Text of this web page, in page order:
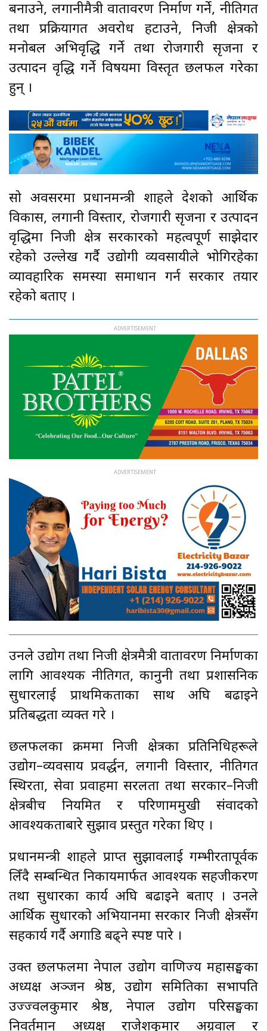
बनाउने, लगानीमैत्री वातावरण निर्माण गर्ने, नीतिगत
तथा प्रक्रियागत अवरोध हटाउने, निजी क्षेत्रको
मनोबल अभिवृद्धि गर्ने तथा रोजगारी सृजना र
उत्पादन वृद्धि गर्ने विषयमा विस्तृत छलफल गरेका
हुन् ।
सो अवसरमा प्रधानमन्त्री शाहले देशको आर्थिक
विकास, लगानी विस्तार, रोजगारी सृजना र उत्पादन
वृद्धिमा निजी क्षेत्र सरकारको महत्वपूर्ण साझेदार
रहेको उल्लेख गर्दै उद्योगी व्यवसायीले भोगिरहेका
व्यावहारिक समस्या समाधान गर्न सरकार तयार
रहेको बताए ।
उनले उद्योग तथा निजी क्षेत्रमैत्री वातावरण निर्माणका
लागि आवश्यक नीतिगत, कानुनी तथा प्रशासनिक
सुधारलाई प्राथमिकताका साथ अघि बढाइने
प्रतिबद्धता व्यक्त गरे ।
छलफलका क्रममा निजी क्षेत्रका प्रतिनिधिहरूले
उद्योग–व्यवसाय प्रवर्द्धन, लगानी विस्तार, नीतिगत
स्थिरता, सेवा प्रवाहमा सरलता तथा सरकार–निजी
क्षेत्रबीच नियमित र परिणाममुखी संवादको
आवश्यकताबारे सुझाव प्रस्तुत गरेका थिए ।
प्रधानमन्त्री शाहले प्राप्त सुझावलाई गम्भीरतापूर्वक
लिँदै सम्बन्धित निकायमार्फत आवश्यक सहजीकरण
तथा सुधारका कार्य अघि बढाइने बताए । उनले
आर्थिक सुधारको अभियानमा सरकार निजी क्षेत्रसँग
सहकार्य गर्दै अगाडि बढ्ने स्पष्ट पारे ।
उक्त छलफलमा नेपाल उद्योग वाणिज्य महासङ्घका
अध्यक्ष अञ्जन श्रेष्ठ, उद्योग समितिका सभापति
उज्ज्वलकुमार श्रेष्ठ, नेपाल उद्योग परिसङ्घका
निवर्तमान अध्यक्ष राजेशकुमार अग्रवाल र